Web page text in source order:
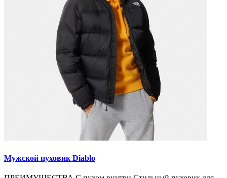
Мужской пуховик Diablo